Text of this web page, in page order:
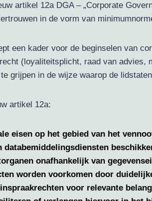
artikel 12a DGA – „Corporate
in de vorm van
een kader voor de beginselen van
(loyaliteitsplicht, raad van advies,
grijpen in de wijze waarop de
artikel 12a:
eisen op het gebied van het
databemiddelingsdiensten
onafhankelijk van
worden voorkomen door
voor relevante